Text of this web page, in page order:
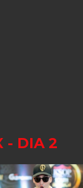
- DIA 2